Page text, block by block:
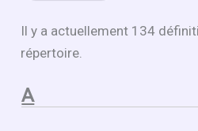
Il y a actuellement 134
répertoire.
A